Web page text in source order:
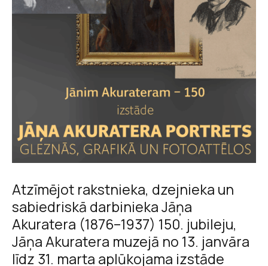
Atzīmējot rakstnieka, dzejnieka un
sabiedriskā darbinieka Jāņa
Akuratera (1876–1937) 150. jubileju,
Jāņa Akuratera muzejā no 13. janvāra
līdz 31. marta aplūkojama izstāde